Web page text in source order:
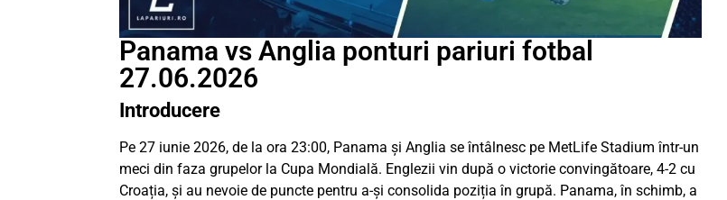
Panama vs Anglia ponturi pariuri fotbal
27.06.2026
Introducere
Pe 27 iunie 2026, de la ora 23:00, Panama și Anglia se întâlnesc pe MetLife Stadium într-un
meci din faza grupelor la Cupa Mondială. Englezii vin după o victorie convingătoare, 4-2 cu
Croația, și au nevoie de puncte pentru a-și consolida poziția în grupă. Panama, în schimb, a